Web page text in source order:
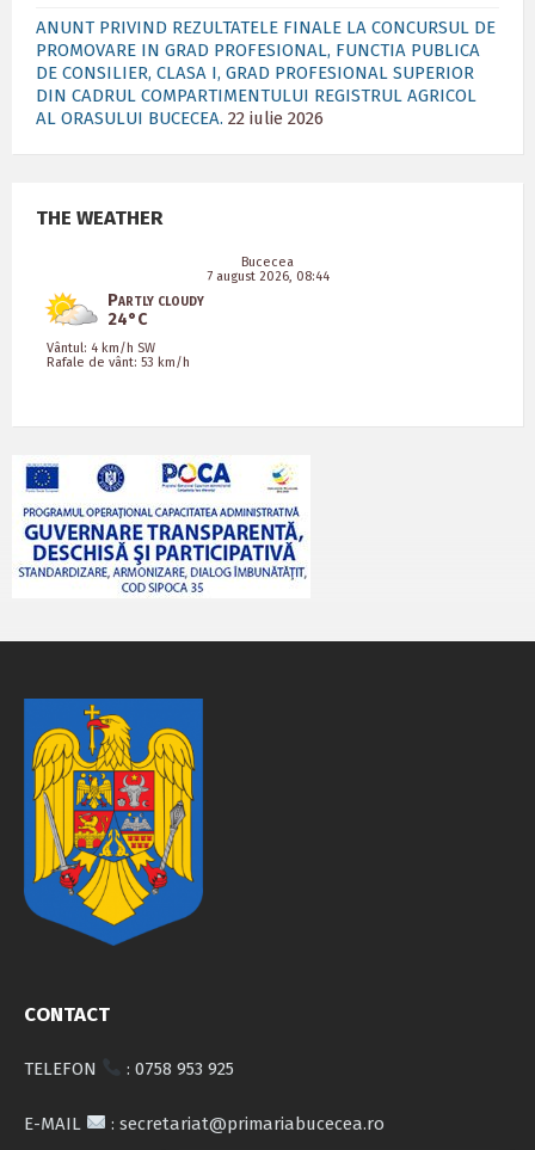
ANUNT PRIVIND REZULTATELE FINALE LA CONCURSUL DE
PROMOVARE IN GRAD PROFESIONAL, FUNCTIA PUBLICA
DE CONSILIER, CLASA I, GRAD PROFESIONAL SUPERIOR
DIN CADRUL COMPARTIMENTULUI REGISTRUL AGRICOL
AL ORASULUI BUCECEA. 22 iulie 2026
THE WEATHER
Bucecea
7 august 2026, 08:44
Partly cloudy
24°C
Vântul: 4 km/h SW
Rafale de vânt: 53 km/h
CONTACT
TELEFON : 0758 953 925
E-MAIL : secretariat@primariabucecea.ro